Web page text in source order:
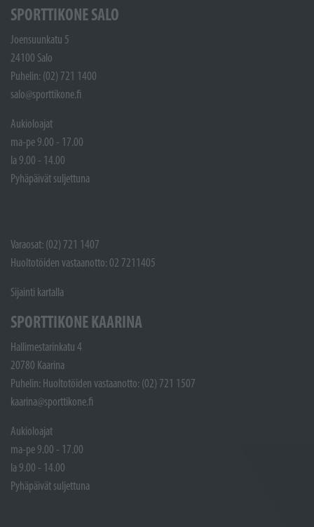
SPORTTIKONE SALO
Joensuunkatu 5
24100 Salo
Puhelin: (02) 721 1400
salo@sporttikone.fi
Aukioloajat
ma-pe 9.00 - 17.00
la 9.00 - 14.00
Pyhäpäivät suljettuna
Varaosat: (02) 721 1407
Huoltotöiden vastaanotto: 02 7211405
Sijainti kartalla
SPORTTIKONE KAARINA
Hallimestarinkatu 4
20780 Kaarina
Puhelin: Huoltotöiden vastaanotto: (02) 721 1507
kaarina@sporttikone.fi
Aukioloajat
ma-pe 9.00 - 17.00
la 9.00 - 14.00
Pyhäpäivät suljettuna